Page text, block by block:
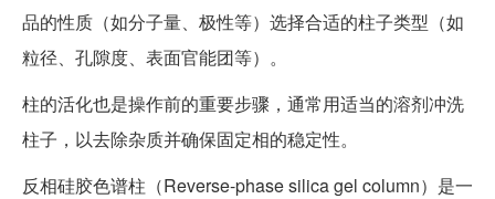
品的性质（如分子量、极性等）选择合适的柱子类型（如
粒径、孔隙度、表面官能团等）。
柱的活化也是操作前的重要步骤，通常用适当的溶剂冲洗
柱子，以去除杂质并确保固定相的稳定性。
反相硅胶色谱柱（Reverse-phase silica gel column）是一